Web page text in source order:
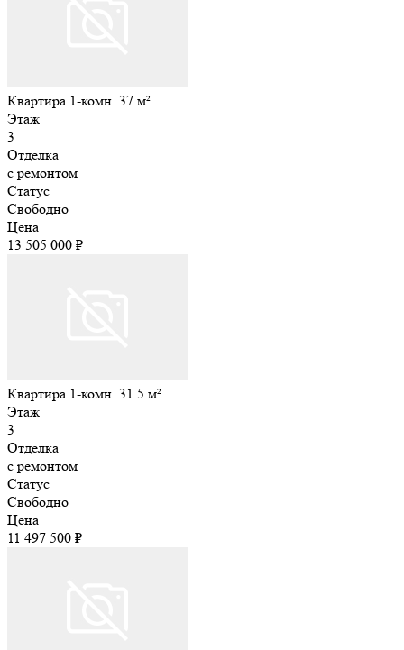
Квартира 1-комн. 37 м²
Этаж
3
Отделка
с ремонтом
Статус
Свободно
Цена
13 505 000 ₽
Квартира 1-комн. 31.5 м²
Этаж
3
Отделка
с ремонтом
Статус
Свободно
Цена
11 497 500 ₽